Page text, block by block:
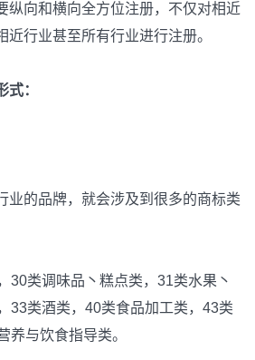
向和横向全方位注册，不仅对相近
近行业甚至所有行业进行注册。
：
的品牌，就会涉及到很多的商标类
类调味品丶糕点类，31类水果丶
33类酒类，40类食品加工类，43类
养与饮食指导类。